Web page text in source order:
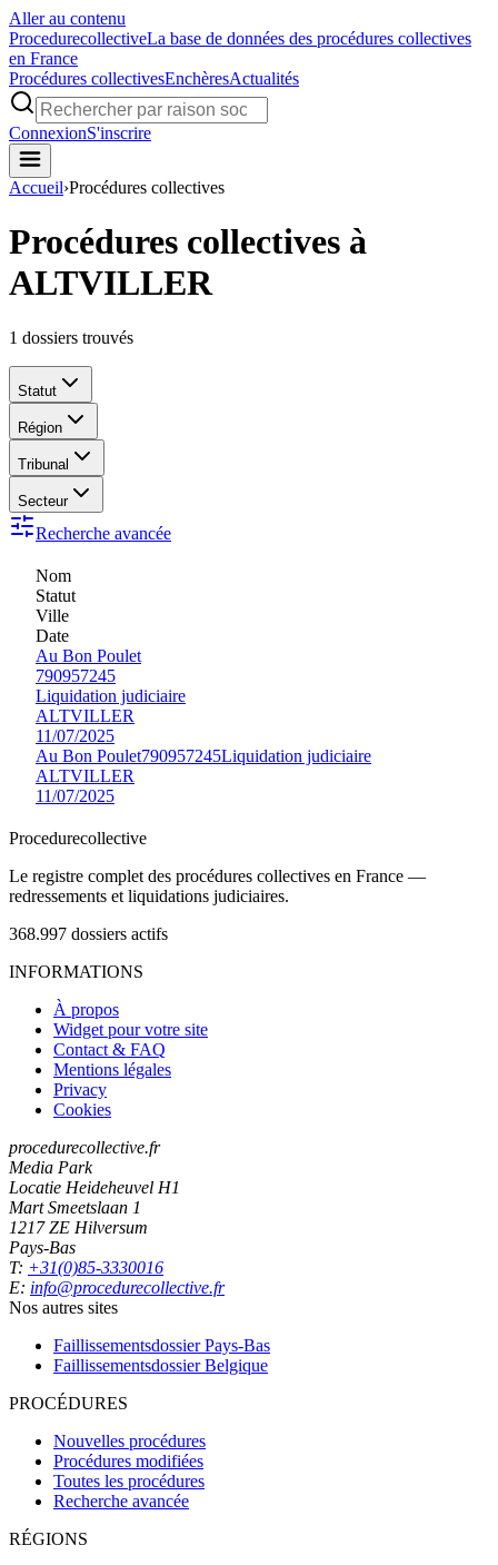
Aller au contenu
ProcedurecollectiveLa base de données des procédures collectives
en France
Procédures collectivesEnchèresActualités
ConnexionS'inscrire
Accueil›Procédures collectives
Procédures collectives à
ALTVILLER
1 dossiers trouvés
Statut
Région
Tribunal
Secteur
Recherche avancée
Nom
Statut
Ville
Date
Au Bon Poulet
790957245
Liquidation judiciaire
ALTVILLER
11/07/2025
Au Bon Poulet790957245Liquidation judiciaire
ALTVILLER
11/07/2025
Procedurecollective
Le registre complet des procédures collectives en France —
redressements et liquidations judiciaires.
368.997 dossiers actifs
INFORMATIONS
À propos
Widget pour votre site
Contact & FAQ
Mentions légales
Privacy
Cookies
procedurecollective.fr
Media Park
Locatie Heideheuvel H1
Mart Smeetslaan 1
1217 ZE Hilversum
Pays-Bas
T: +31(0)85-3330016
E: info@procedurecollective.fr
Nos autres sites
Faillissementsdossier Pays-Bas
Faillissementsdossier Belgique
PROCÉDURES
Nouvelles procédures
Procédures modifiées
Toutes les procédures
Recherche avancée
RÉGIONS